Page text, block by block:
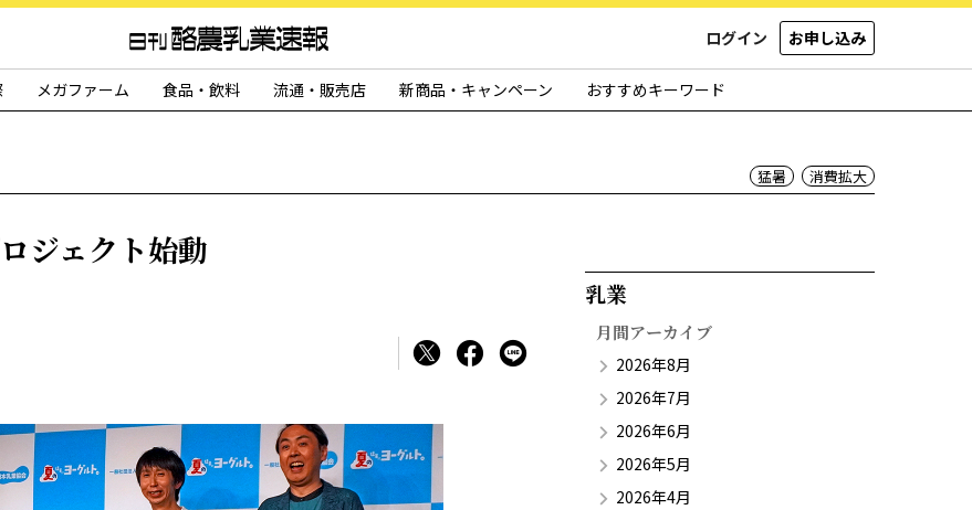
ログイン お申し込み
メガファーム 食品・飲料 流通・販売店 新商品・キャンペーン おすすめキーワード
猛暑 消費拡大
ジェクト始動
乳業​
月間アーカイブ
2026年8月
2026年7月
2026年6月
2026年5月
2026年4月